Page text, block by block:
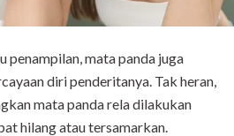
penampilan, mata panda juga
diri penderitanya. Tak heran,
mata panda rela dilakukan
hilang atau tersamarkan.